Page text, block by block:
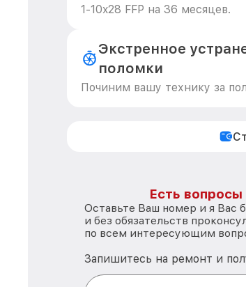
1-10x28 FFP на 36 месяцев.
Экстренное
поломки
Починим вашу технику за
Есть
Оставьте Ваш номер и я Вас
и без обязательств
по всем интересующим
Запишитесь на ремонт и